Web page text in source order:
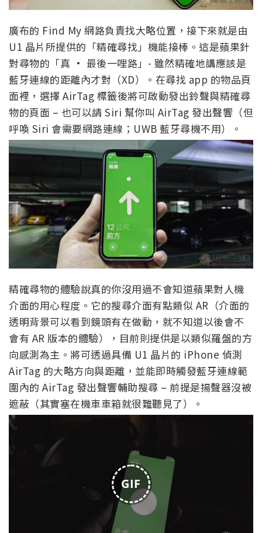
廣布的 Find My 網路負責找大略位置，接下來就是由
U1 晶片所提供的「精確尋找」機能接棒。這是蘋果針
對尋物的「真 · 最後一哩路」- 雖然精確地講應該是
藍牙連線的距離內才對（XD）。在尋找 app 的物品頁
面裡，選擇 AirTag 標籤後將可啟動發出鈴聲與精確尋
物的頁面 – 也可以請 Siri 幫你叫 AirTag 發出聲響（但
呼喚 Siri 會需要網路連線；UWB 藍牙尋機不用）。
精確尋物的體驗說真的你沒用過不會知道蘋果對人機
介面的用心程度。它的搜尋介面有點類似 AR（介面的
透明背景可以看到鏡頭有在做動，就不知道以後會不
會有 AR 版本的體驗），目前則提供是以類似羅盤的方
向感測為主。將可透過具備 U1 晶片的 iPhone 偵測
AirTag 的大略方向與距離，並能即時觸發藍牙連線範
圍內的 AirTag 發出聲響輔助搜尋 – 前提是揚聲器沒被
遮蔽（其實塞在機車車箱就很難聽見了）。
GIF